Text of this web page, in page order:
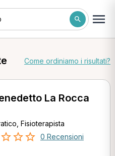
Come ordiniamo i risultati?
La Rocca
Fisioterapista
0 Recensioni